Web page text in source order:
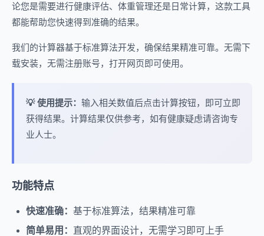
论您是需要进行健康评估、体重管理还是日常计算，这款工具
都能帮助您快速得到准确的结果。
我们的计算器基于标准算法开发，确保结果精准可靠。无需下
载安装，无需注册账号，打开网页即可使用。
💡 使用提示： 输入相关数值后点击计算按钮，即可立即
获得结果。计算结果仅供参考，如有健康疑虑请咨询专
业人士。
功能特点
快速准确： 基于标准算法，结果精准可靠
简单易用： 直观的界面设计，无需学习即可上手